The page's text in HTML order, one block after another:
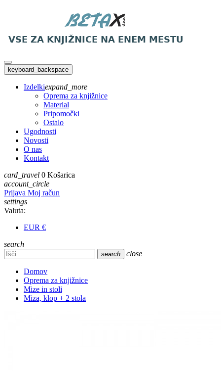
keyboard_backspace
Izdelkiexpand_more
Oprema za knjižnice
Material
Pripomočki
Ostalo
Ugodnosti
Novosti
O nas
Kontakt
card_travel 0 Košarica
account_circle
Prijava Moj račun
settings
Valuta:
EUR €
search
search close
Domov
Oprema za knjižnice
Mize in stoli
Miza, klop + 2 stola